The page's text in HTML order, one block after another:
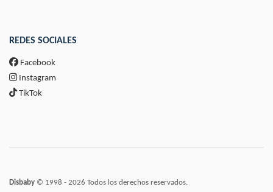
REDES SOCIALES
Facebook
Instagram
TikTok
Disbaby © 1998 - 2026 Todos los derechos reservados.